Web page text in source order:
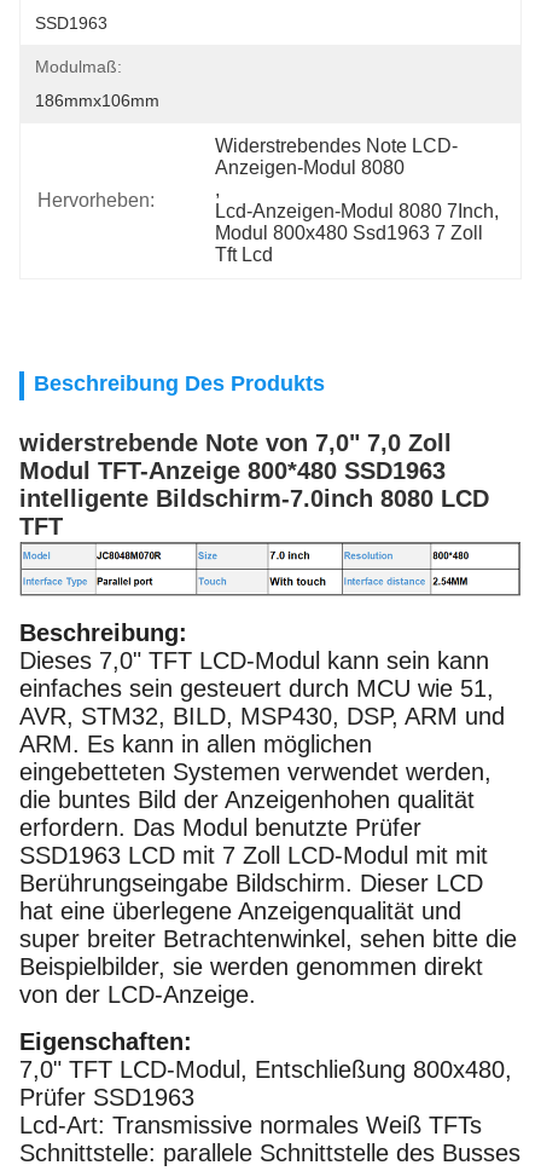
SSD1963
Modulmaß:
186mmx106mm
Hervorheben:
Widerstrebendes Note LCD-
Anzeigen-Modul 8080
,
Lcd-Anzeigen-Modul 8080 7Inch
Modul 800x480 Ssd1963 7 Zoll
Tft Lcd
Beschreibung Des Produkts
widerstrebende Note von 7,0" 7,0 Zoll
Modul TFT-Anzeige 800*480 SSD1963
intelligente Bildschirm-7.0inch 8080 LCD
TFT
Beschreibung:
Dieses 7,0" TFT LCD-Modul kann sein kann
einfaches sein gesteuert durch MCU wie 51,
AVR, STM32, BILD, MSP430, DSP, ARM und
ARM. Es kann in allen möglichen
eingebetteten Systemen verwendet werden,
die buntes Bild der Anzeigenhohen qualität
erfordern. Das Modul benutzte Prüfer
SSD1963 LCD mit 7 Zoll LCD-Modul mit mit
Berührungseingabe Bildschirm. Dieser LCD
hat eine überlegene Anzeigenqualität und
super breiter Betrachtenwinkel, sehen bitte die
Beispielbilder, sie werden genommen direkt
von der LCD-Anzeige.
Eigenschaften:
7,0" TFT LCD-Modul, Entschließung 800x480,
Prüfer SSD1963
Lcd-Art: Transmissive normales Weiß TFTs
Schnittstelle: parallele Schnittstelle des Busses